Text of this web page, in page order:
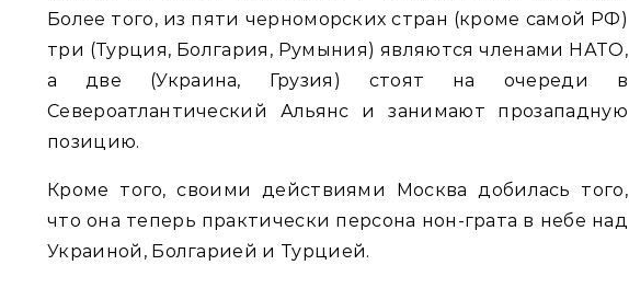
Более того, из пяти черноморских стран (кроме самой РФ)
три (Турция, Болгария, Румыния) являются членами НАТО,
а две (Украина, Грузия) стоят на очереди в
Североатлантический Альянс и занимают прозападную
позицию.
Кроме того, своими действиями Москва добилась того,
что она теперь практически персона нон-грата в небе над
Украиной, Болгарией и Турцией.